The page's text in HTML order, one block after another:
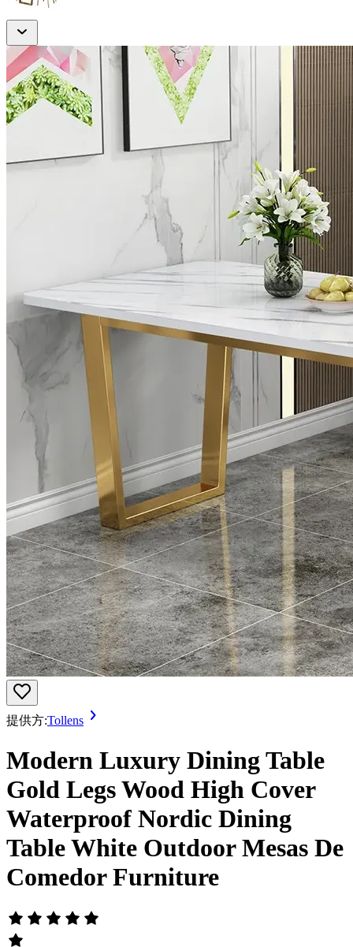
提供方:Tollens
Modern Luxury Dining Table
Gold Legs Wood High Cover
Waterproof Nordic Dining
Table White Outdoor Mesas De
Comedor Furniture